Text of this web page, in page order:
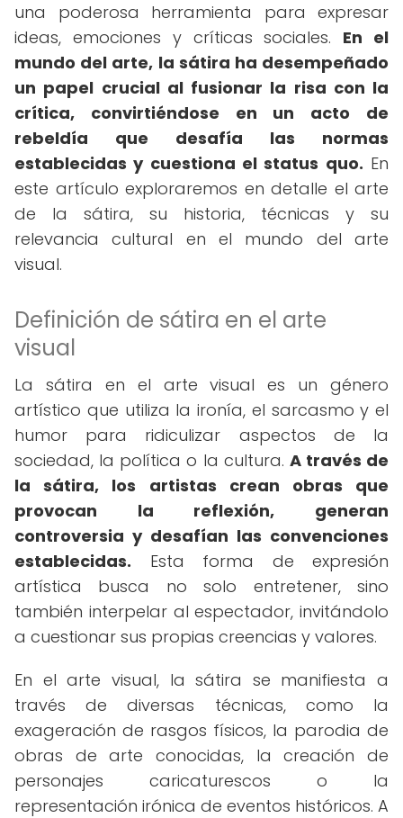
una poderosa herramienta para expresar
ideas, emociones y críticas sociales. En el
mundo del arte, la sátira ha desempeñado
un papel crucial al fusionar la risa con la
crítica, convirtiéndose en un acto de
rebeldía que desafía las normas
establecidas y cuestiona el status quo. En
este artículo exploraremos en detalle el arte
de la sátira, su historia, técnicas y su
relevancia cultural en el mundo del arte
visual.
Definición de sátira en el arte
visual
La sátira en el arte visual es un género
artístico que utiliza la ironía, el sarcasmo y el
humor para ridiculizar aspectos de la
sociedad, la política o la cultura. A través de
la sátira, los artistas crean obras que
provocan la reflexión, generan
controversia y desafían las convenciones
establecidas. Esta forma de expresión
artística busca no solo entretener, sino
también interpelar al espectador, invitándolo
a cuestionar sus propias creencias y valores.
En el arte visual, la sátira se manifiesta a
través de diversas técnicas, como la
exageración de rasgos físicos, la parodia de
obras de arte conocidas, la creación de
personajes caricaturescos o la
representación irónica de eventos históricos. A